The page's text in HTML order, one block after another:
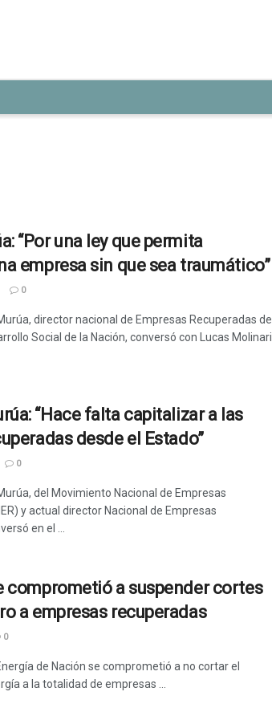
“Por una ley que permita
empresa sin que sea traumático”
0
director nacional de Empresas Recuperadas del
Social de la Nación, conversó con Lucas Molinari
“Hace falta capitalizar a las
desde el Estado”
0
del Movimiento Nacional de Empresas
y actual director Nacional de Empresas
en el ...
comprometió a suspender cortes
a empresas recuperadas
0
de Nación se comprometió a no cortar el
a la totalidad de empresas ...